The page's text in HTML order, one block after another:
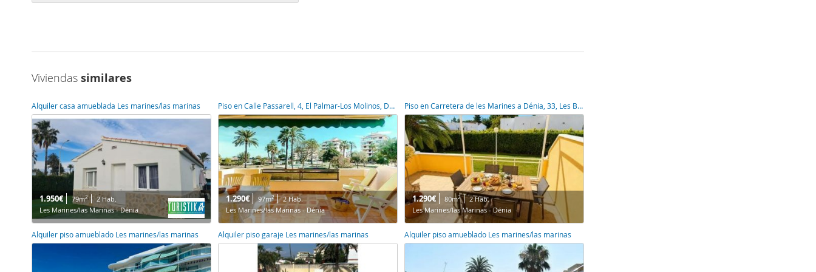
Viviendas similares
Alquiler casa amueblada Les marines/las marinas
1.950€ 79m2
2 Hab.
Les Marines/las Marinas - Dénia
Piso en Calle Passarell, 4, El Palmar-Los Molinos, Denia,
1.290€ 97m2
2 Hab.
Les Marines/las Marinas - Dénia
Piso en Carretera de les Marines a Dénia, 33, Les Bassetes-El Marjal, Denia,
1.290€ 80m2
2 Hab.
Les Marines/las Marinas - Dénia
Alquiler piso amueblado Les marines/las marinas Alquiler piso garaje Les marines/las marinas Alquiler piso amueblado Les marines/las marinas